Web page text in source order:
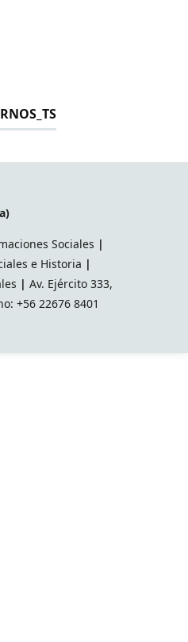
(en línea)
Sociales |
e Historia |
| Av. Ejército 333,
+56 22676 8401